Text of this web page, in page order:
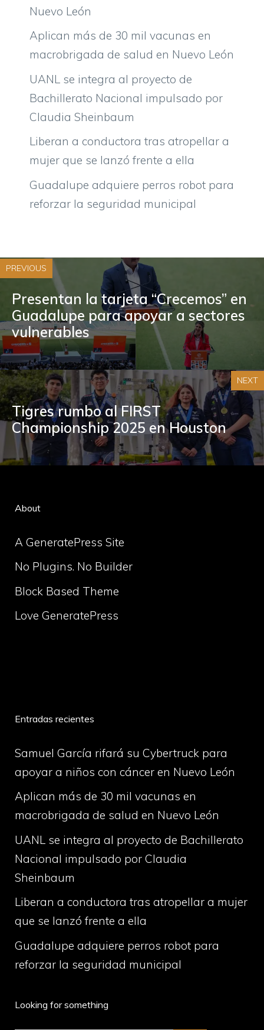
Nuevo León
Aplican más de 30 mil vacunas en
macrobrigada de salud en Nuevo León
UANL se integra al proyecto de
Bachillerato Nacional impulsado por
Claudia Sheinbaum
Liberan a conductora tras atropellar a
mujer que se lanzó frente a ella
Guadalupe adquiere perros robot para
reforzar la seguridad municipal
PREVIOUS
Presentan la tarjeta “Crecemos” en
Guadalupe para apoyar a sectores
vulnerables
NEXT
Tigres rumbo al FIRST
Championship 2025 en Houston
About
A GeneratePress Site
No Plugins. No Builder
Block Based Theme
Love GeneratePress
Entradas recientes
Samuel García rifará su Cybertruck para
apoyar a niños con cáncer en Nuevo León
Aplican más de 30 mil vacunas en
macrobrigada de salud en Nuevo León
UANL se integra al proyecto de Bachillerato
Nacional impulsado por Claudia
Sheinbaum
Liberan a conductora tras atropellar a mujer
que se lanzó frente a ella
Guadalupe adquiere perros robot para
reforzar la seguridad municipal
Looking for something